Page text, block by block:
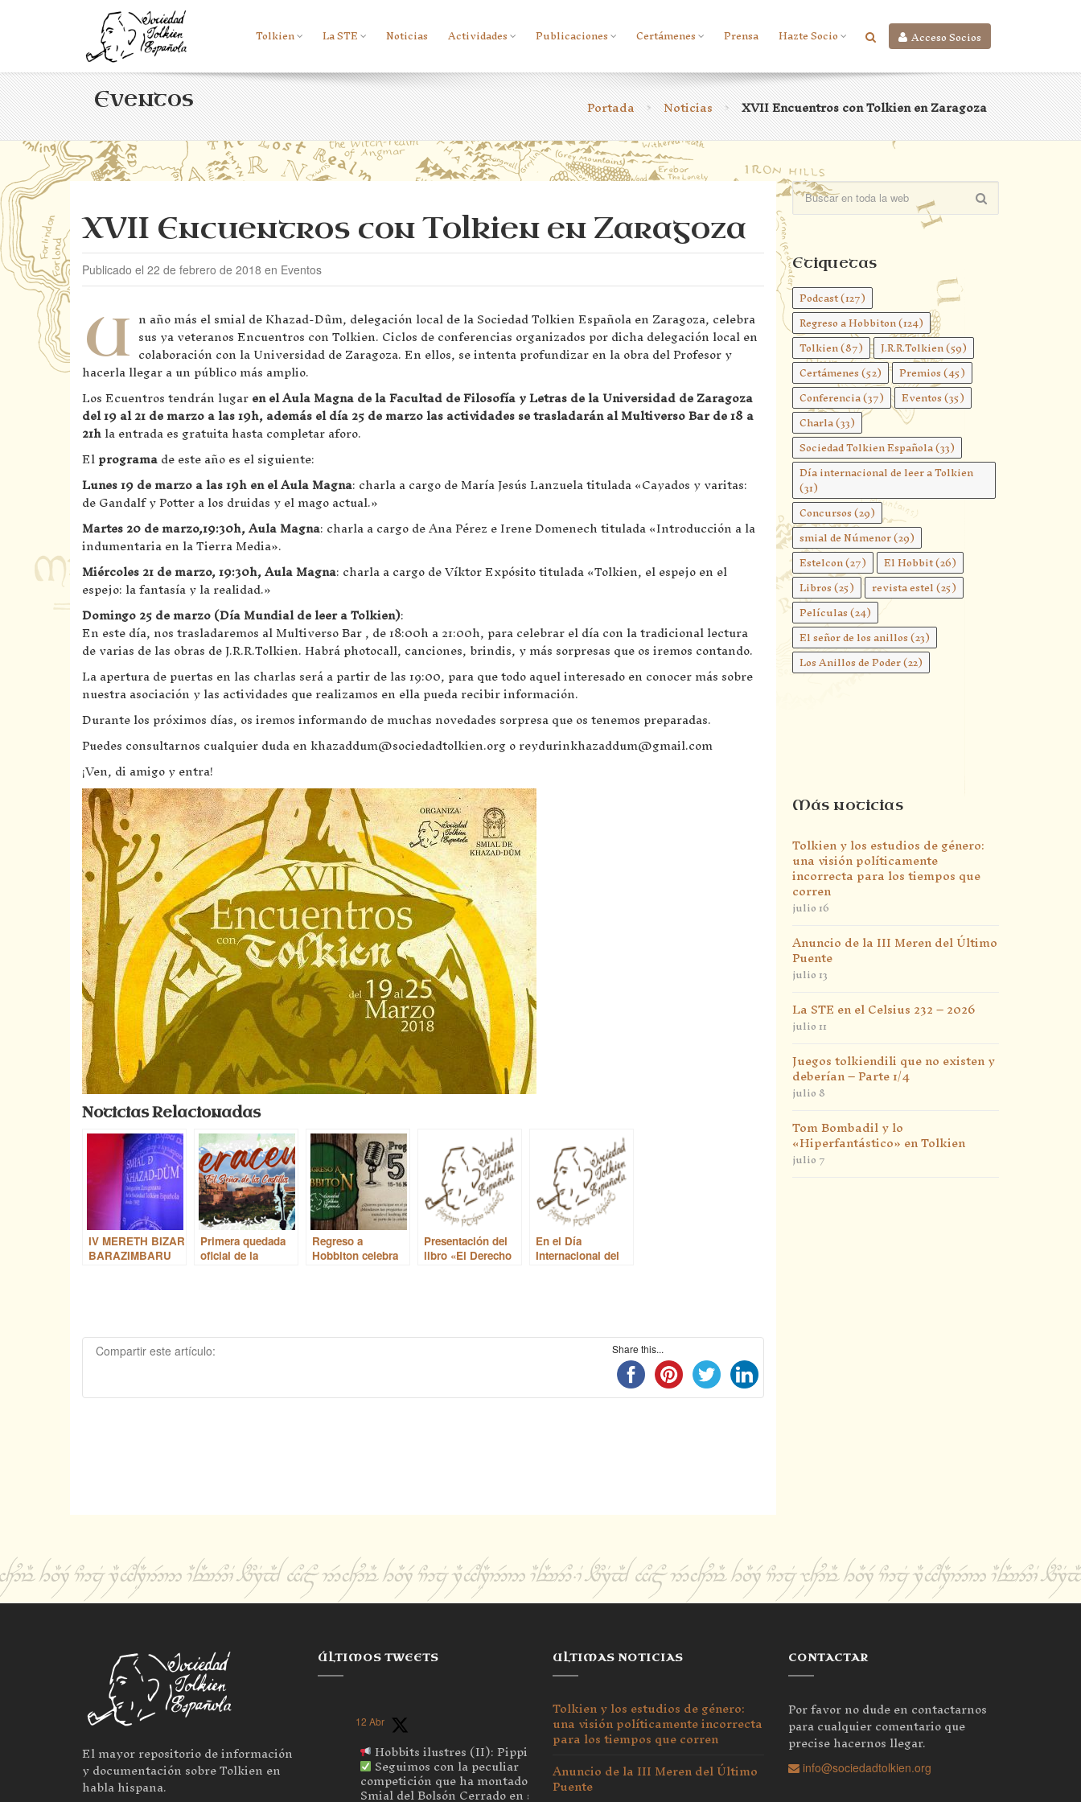
Acceso Socios
Tolkien La STE Noticias Actividades Publicaciones Certámenes Prensa Hazte Socio
Eventos Portada > Noticias > XVII Encuentros con Tolkien en Zaragoza
XVII Encuentros con Tolkien en Zaragoza
Publicado el 22 de febrero de 2018 en Eventos
U n año más el smial de Khazad-Dûm, delegación local de la Sociedad Tolkien Española en Zaragoza, celebra
sus ya veteranos Encuentros con Tolkien. Ciclos de conferencias organizados por dicha delegación local en
colaboración con la Universidad de Zaragoza. En ellos, se intenta profundizar en la obra del Profesor y
hacerla llegar a un público más amplio.
Los Ecuentros tendrán lugaren el Aula Magna de la Facultad de Filosofía y Letras de la Universidad de Zaragoza
del 19 al 21 de marzo a las 19h, además el día 25 de marzo las actividades se trasladarán al Multiverso Bar de 18 a
21hla entrada es gratuita hasta completar aforo.
Elprogramade este año es el siguiente:
Lunes 19 de marzo a las 19h en el Aula Magna: charla a cargo de María Jesús Lanzuela titulada «Cayados y varitas:
de Gandalf y Potter a los druidas y el mago actual.»
Martes 20 de marzo,19:30h, Aula Magna: charla a cargo de Ana Pérez e Irene Domenech titulada «Introducción a la
indumentaria en la Tierra Media».
Miércoles 21 de marzo, 19:30h, Aula Magna: charla a cargo de Víktor Expósito titulada «Tolkien, el espejo en el
espejo: la fantasía y la realidad.»
Domingo 25 de marzo (Día Mundial de leer a Tolkien):
En este día, nos trasladaremos al Multiverso Bar , de 18:00h a 21:00h, para celebrar el día con la tradicional lectura
de varias de las obras de J.R.R.Tolkien. Habrá photocall, canciones, brindis, y más sorpresas que os iremos contando.
La apertura de puertas en las charlas será a partir de las 19:00, para que todo aquel interesado en conocer más sobre
nuestra asociación y las actividades que realizamos en ella pueda recibir información.
Durante los próximos días, os iremos informando de muchas novedades sorpresa que os tenemos preparadas.
Puedes consultarnos cualquier duda en khazaddum@sociedadtolkien.org o reydurinkhazaddum@gmail.com
¡Ven, di amigo y entra!
Noticias Relacionadas
IV MERETH BIZAR
BARAZIMBARU
Primera quedada
oficial de la
Regreso a
Hobbiton celebra
Presentación del
libro «El Derecho
En el Día
Internacional del
Compartir este artículo: Share this...
Etiquetas
Podcast(127)
Regreso a Hobbiton(124)
Tolkien(87) J.R.R.Tolkien(59)
Certámenes(52) Premios(45)
Conferencia(37) Eventos(35)
Charla(33)
Sociedad Tolkien Española(33)
Día internacional de leer a Tolkien
(31)
Concursos(29)
smial de Númenor(29)
Estelcon(27) El Hobbit(26)
Libros(25) revista estel(25)
Películas(24)
El señor de los anillos(23)
Los Anillos de Poder(22)
Más noticias
Tolkien y los estudios de género:
una visión políticamente
incorrecta para los tiempos que
corren
julio 16
Anuncio de la III Meren del Último
Puente
julio 13
La STE en el Celsius 232 – 2026
julio 11
Juegos tolkiendili que no existen y
deberían – Parte 1/4
julio 8
Tom Bombadil y lo
«Hiperfantástico» en Tolkien
julio 7
El mayor repositorio de información
y documentación sobre Tolkien en
habla hispana.
ÚLTIMOS TWEETS
12 Abr
Hobbits ilustres (II): Pippin
Seguimos con la peculiar
competición que ha montado el
Smial del Bolsón Cerrado en su
ULTIMAS NOTICIAS
Tolkien y los estudios de género:
una visión políticamente incorrecta
para los tiempos que corren
Anuncio de la III Meren del Último
Puente
CONTACTAR
Por favor no dude en contactarnos
para cualquier comentario que
precise hacernos llegar.
info@sociedadtolkien.org